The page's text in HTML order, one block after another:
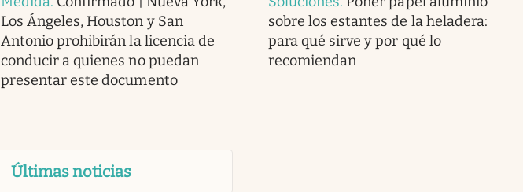
Los Ángeles, Houston y San
Antonio prohibirán la licencia de
conducir a quienes no puedan
presentar este documento
sobre los estantes de la heladera:
para qué sirve y por qué lo
recomiendan
Últimas noticias